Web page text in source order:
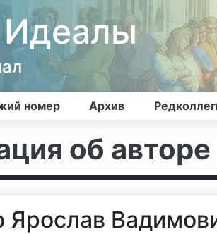
номер Архив
об авторе
Ярослав